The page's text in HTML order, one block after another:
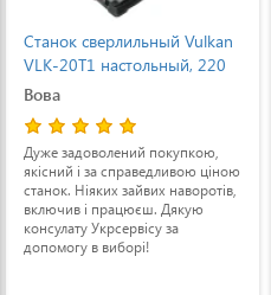
сверлильный Vulkan
20T1 настольный, 220
750 Вт
задоволений покупкою,
і за справедливою ціною
Ніяких зайвих наворотів,
і працюєш. Дякую
Укрсервісу за
в виборі!